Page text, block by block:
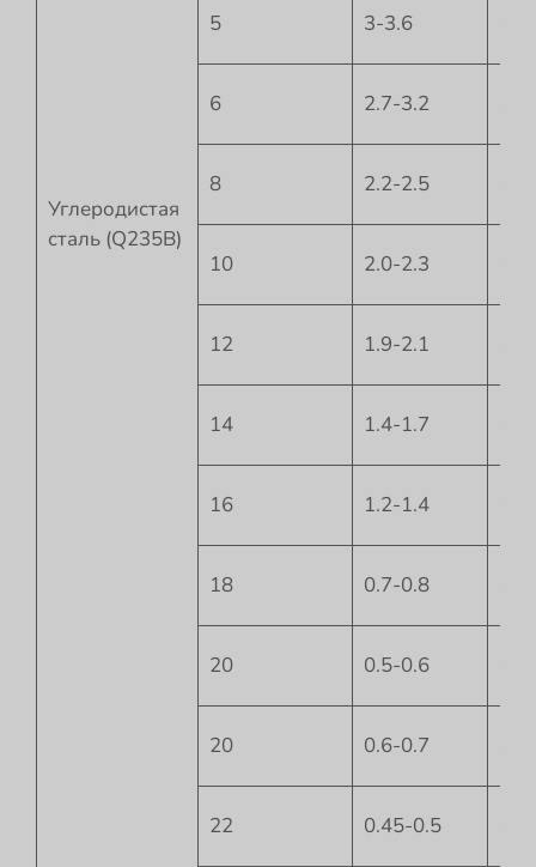
Углеродистая
сталь (Q235B)
5 3-3.6
6 2.7-3.2
8 2.2-2.5
10 2.0-2.3
12 1.9-2.1
14 1.4-1.7
16 1.2-1.4
18 0.7-0.8
20 0.5-0.6
20 0.6-0.7
22 0.45-0.5